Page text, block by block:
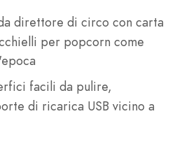
direttore di circo con carta
per popcorn come
facili da pulire,
di ricarica USB vicino a